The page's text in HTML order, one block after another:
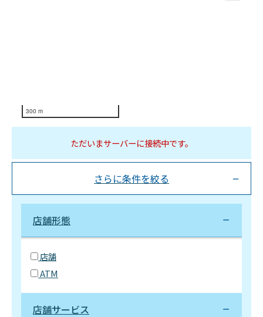
300 m
ただいまサーバーに接続中です。
さらに条件を絞る
店舗形態
店舗
ATM
店舗サービス